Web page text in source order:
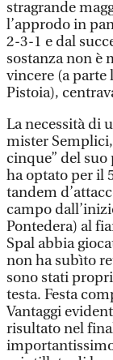
stragrande
l’approdo in
2-3-1 e dal
sostanza non è
vincere (a parte
Pistoia),
La necessità di
mister
cinque” del
ha optato per il
tandem
campo
Pontedera) al
Spal abbia
non ha subìto
sono stati
testa. Festa
Vantaggi
risultato nel